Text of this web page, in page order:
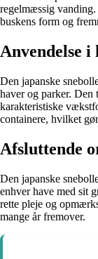
regelmæssig
buskens form og
Anvendelse i
Den japanske
haver og parker. Den
karakteristiske
containere, hvilket
Afsluttende
Den japanske
enhver have med sit
rette pleje og
mange år fremover.